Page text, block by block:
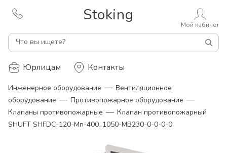
Stoking
Что вы ищете?
Мой кабинет
Юрлицам Контакты
Инженерное оборудование — Вентиляционное
оборудование — Противопожарное оборудование —
Клапаны противопожарные — Клапан противопожарный
SHUFT SHFDC-120-Mn-400_1050-MB230-0-0-0-0